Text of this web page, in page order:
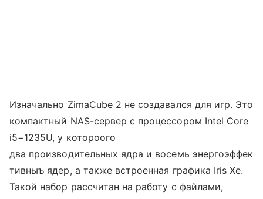
Изначально ZimaCube 2 не создавался для игр. Это
компактный NAS-сервер с процессором Intel Core
i5−1235U, у котороого
два производительных ядра и восемь энергоэффек
тивныъ ядер, а также встроенная графика Iris Xe.
Такой набор рассчитан на работу с файлами,